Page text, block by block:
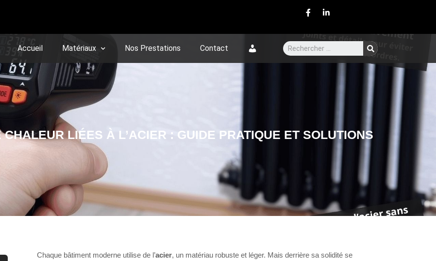
Accueil Matériaux Nos Prestations Contact
LIÉES À L’ACIER : GUIDE PRATIQUE ET SOLUTIONS
Chaque bâtiment moderne utilise de l’acier, un matériau robuste et léger. Mais derrière sa solidité se